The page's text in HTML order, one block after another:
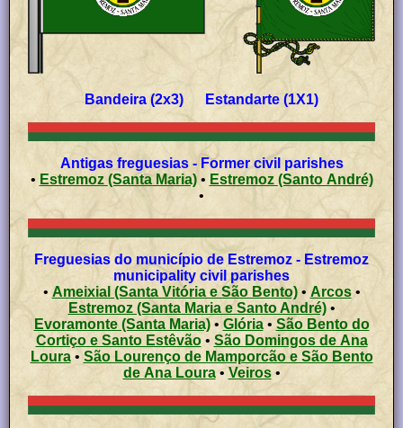
Bandeira (2x3) Estandarte (1X1)
Antigas freguesias - Former civil parishes
•
Estremoz (Santa Maria)•
Estremoz (Santo André)
•
Freguesias do município de Estremoz - Estremoz
municipality civil parishes
• Ameixial (Santa Vitória e São Bento)• Arcos•
Estremoz (Santa Maria e Santo André)•
Evoramonte (Santa Maria)• Glória• São Bento do
Cortiço e Santo Estêvão• São Domingos de Ana
Loura• São Lourenço de Mamporcão e São Bento
de Ana Loura• Veiros•